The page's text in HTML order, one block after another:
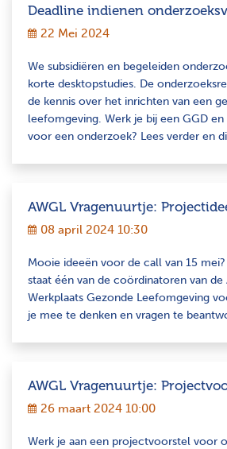
Deadline indienen
22 Mei 2024
We subsidiëren en begeleiden
korte desktopstudies. De
de kennis over het inrichten van een
leefomgeving. Werk je bij een GGD
voor een onderzoek? Lees verder en
AWGL Vragenuurtje:
08 april 2024 10:30
Mooie ideeën voor de call van 15
staat één van de coördinatoren van de
Werkplaats Gezonde Leefomgeving
je mee te denken en vragen te
AWGL Vragenuurtje:
26 maart 2024 10:00
Werk je aan een projectvoorstel voor